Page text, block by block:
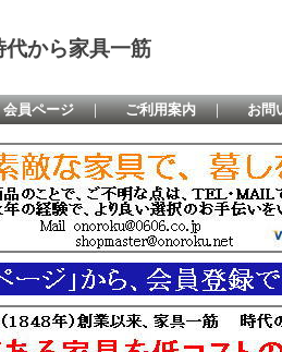
から家具一筋
会員ページ ｜ ご利用案内 ｜ お問